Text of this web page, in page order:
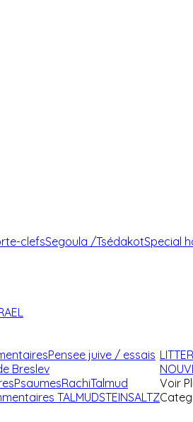
clefsSegoula /TsédakotSpecial
Pensee juive / essais
Breslev
PsaumesRachiTalmud
TALMUDSTEINSALTZ
Voir